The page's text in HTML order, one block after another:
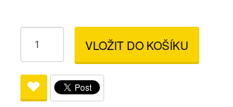
Rowan Engineering
Bipody, stolice a vaky
Svítilny
VLOŽIT DO KOŠÍKU